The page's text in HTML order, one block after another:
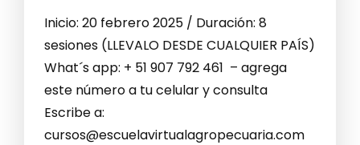
Inicio: 20 febrero 2025 / Duración: 8
sesiones (LLEVALO DESDE CUALQUIER PAÍS)
What´s app: + 51 907 792 461 – agrega
este número a tu celular y consulta
Escribe a:
cursos@escuelavirtualagropecuaria.com